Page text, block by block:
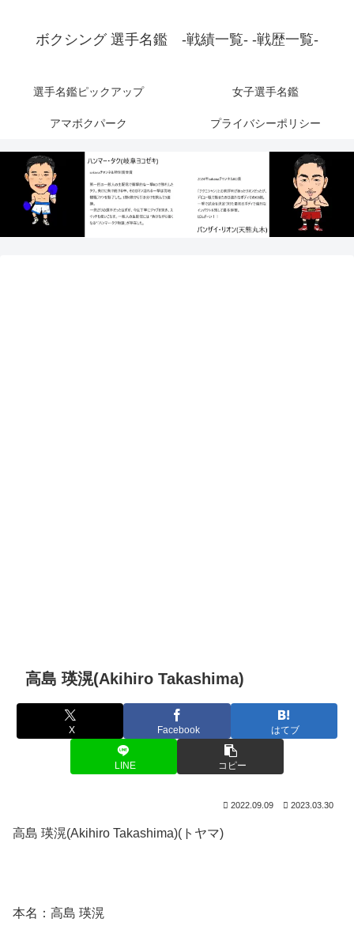
ボクシング 選手名鑑 -戦績一覧- -戦歴一覧-
選手名鑑ピックアップ 女子選手名鑑
アマボクパーク プライバシーポリシー
高島 瑛滉(Akihiro Takashima)
X Facebook はてブ
LINE コピー
2022.09.09 2023.03.30
高島 瑛滉(Akihiro Takashima)(トヤマ)
本名：高島 瑛滉